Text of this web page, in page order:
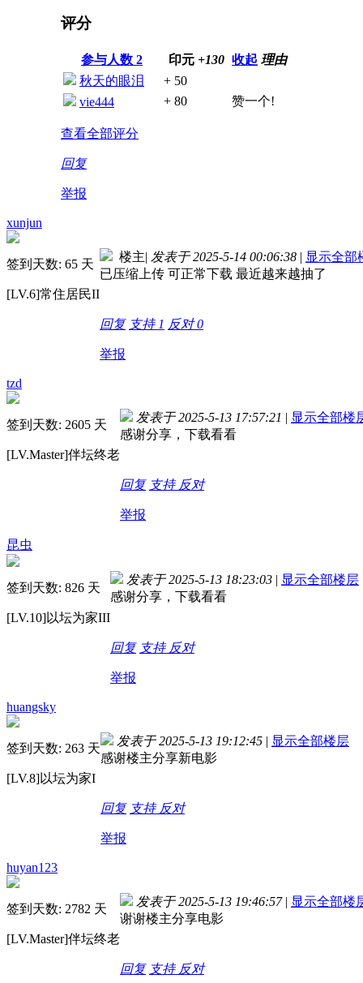
评分
参与人数 2 印元 +130 收起 理由
秋天的眼泪
+ 50
vie444
+ 80 赞一个!
查看全部评分
回复
举报
xunjun
签到天数: 65 天
[LV.6]常住居民II
楼主| 发表于 2025-5-14 00:06:38 | 显示全部
已压缩上传 可正常下载 最近越来越抽了
回复 支持 1 反对0
举报
tzd
签到天数: 2605 天
[LV.Master]伴坛终老
发表于 2025-5-13 17:57:21 | 显示全部楼
感谢分享，下载看看
回复 支持 反对
举报
昆虫
签到天数: 826 天
[LV.10]以坛为家III
发表于 2025-5-13 18:23:03 | 显示全部楼层
感谢分享，下载看看
回复 支持 反对
举报
huangsky
签到天数: 263 天
[LV.8]以坛为家I
发表于 2025-5-13 19:12:45 | 显示全部楼层
感谢楼主分享新电影
回复 支持 反对
举报
huyan123
签到天数: 2782 天
[LV.Master]伴坛终老
发表于 2025-5-13 19:46:57 | 显示全部楼
谢谢楼主分享电影
回复 支持 反对